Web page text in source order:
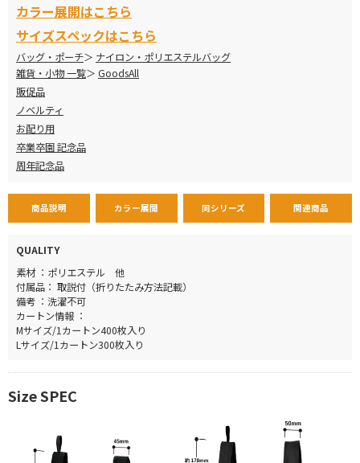
カラー展開はこちら
サイズスペックはこちら
バッグ・ポーチ
ナイロン・ポリエステルバッグ
雑貨・小物 一覧
GoodsAll
販促品
ノベルティ
お配り用
卒業卒園 記念品
周年記念品
商品説明 カラー展開 同シリーズ 関連商品
QUALITY
素材 ：ポリエステル 他
付属品： 取説付（折りたたみ方法記載）
備考 ：洗濯不可
カートン情報 ：
Mサイズ/1カートン400枚入り
Lサイズ/1カートン300枚入り
Size SPEC